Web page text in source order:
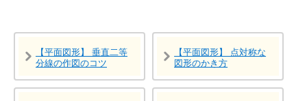
【平面図形】 垂直二等
分線の作図のコツ
【平面図形】 点対称な
図形のかき方